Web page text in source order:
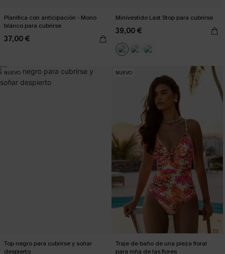
Planifica con anticipación - Mono
blanco para cubrirse
37,00 €
Minivestido Last Stop para cubrirse
39,00 €
NUEVO
Top negro para cubrirse y soñar
despierto
NUEVO
Traje de baño de una pieza floral
para niña de las flores